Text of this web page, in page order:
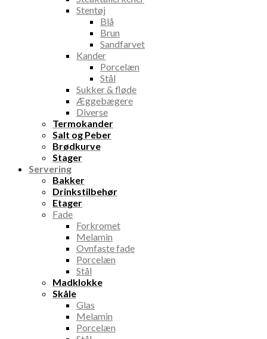
Stentøj
Blå
Brun
Sandfarvet
Kander
Porcelæn
Stål
Sukker & fløde
Æggebægere
Diverse
Termokander
Salt og Peber
Brødkurve
Stager
Servering
Bakker
Drinkstilbehør
Etager
Fade
Forkromet
Melamin
Ovnfaste fade
Porcelæn
Stål
Madklokke
Skåle
Glas
Melamin
Porcelæn